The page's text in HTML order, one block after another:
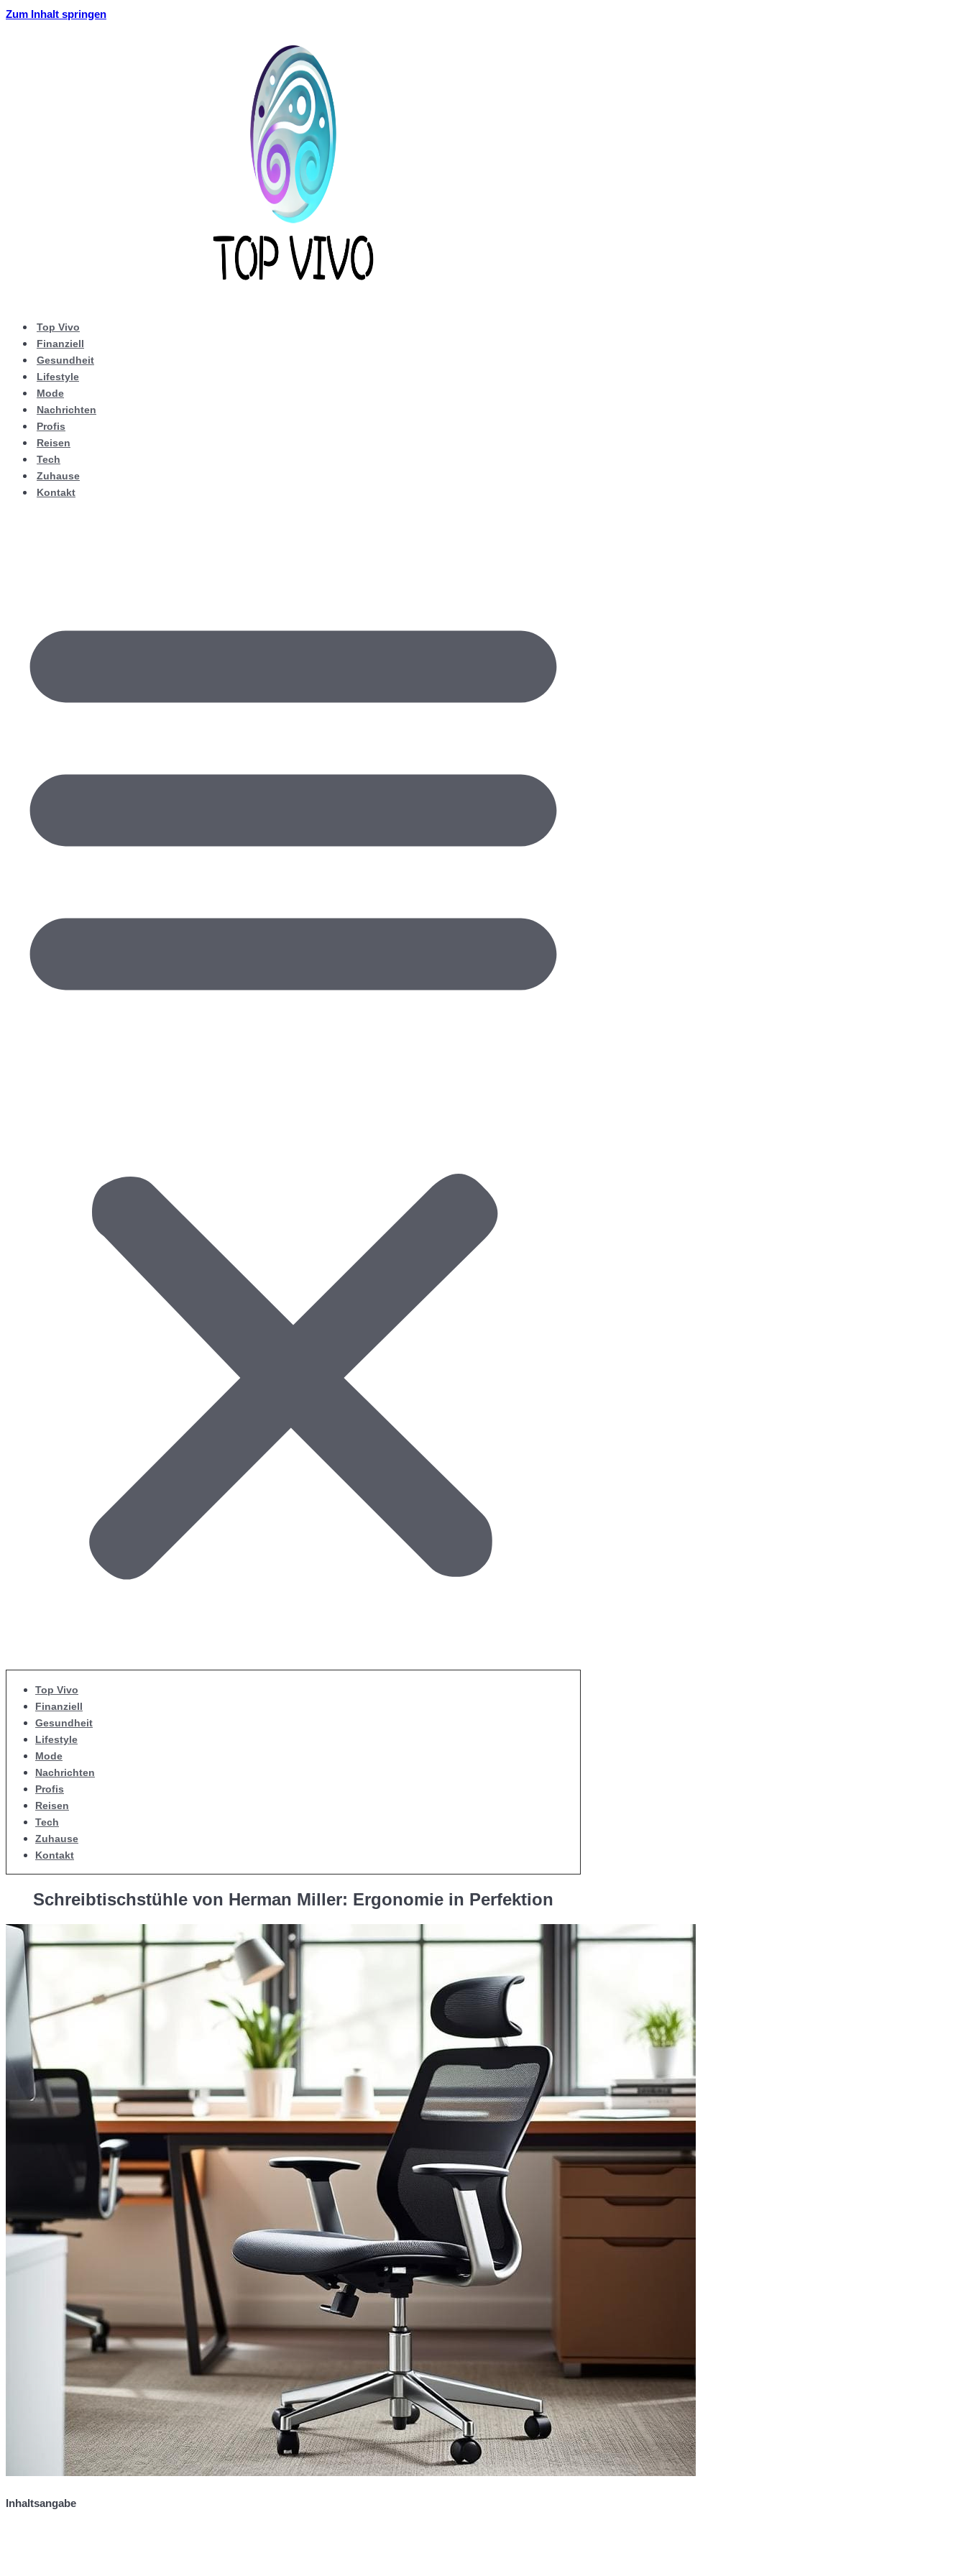
Zum Inhalt springen
Top Vivo
Finanziell
Gesundheit
Lifestyle
Mode
Nachrichten
Profis
Reisen
Tech
Zuhause
Kontakt
Top Vivo
Finanziell
Gesundheit
Lifestyle
Mode
Nachrichten
Profis
Reisen
Tech
Zuhause
Kontakt
Schreibtischstühle von Herman Miller: Ergonomie in Perfektion
Inhaltsangabe